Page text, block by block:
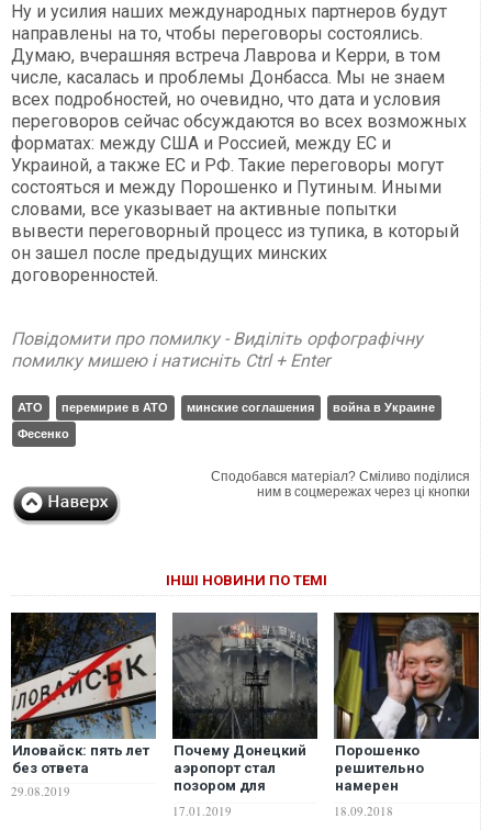
Ну и усилия наших международных партнеров будут
направлены на то, чтобы переговоры состоялись.
Думаю, вчерашняя встреча Лаврова и Керри, в том
числе, касалась и проблемы Донбасса. Мы не знаем
всех подробностей, но очевидно, что дата и условия
переговоров сейчас обсуждаются во всех возможных
форматах: между США и Россией, между ЕС и
Украиной, а также ЕС и РФ. Такие переговоры могут
состояться и между Порошенко и Путиным. Иными
словами, все указывает на активные попытки
вывести переговорный процесс из тупика, в который
он зашел после предыдущих минских
договоренностей.
Повідомити про помилку - Виділіть орфографічну
помилку мишею і натисніть Ctrl + Enter
АТО перемирие в АТО минские соглашения
война в Украине
Фесенко
Сподобався матеріал? Сміливо поділися
ним в соцмережах через ці кнопки
ІНШІ НОВИНИ ПО ТЕМІ
Иловайск: пять лет
без ответа
29.08.2019
Почему Донецкий
аэропорт стал
позором для
"спецназа" Путина
17.01.2019
Порошенко
решительно
намерен
движения
18.09.2018